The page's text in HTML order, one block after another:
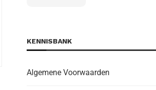
KENNISBANK
Algemene Voorwaarden